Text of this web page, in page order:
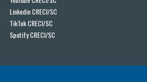
Linkedin CRECI/SC
TikTok CRECI/SC
Spotify CRECI/SC